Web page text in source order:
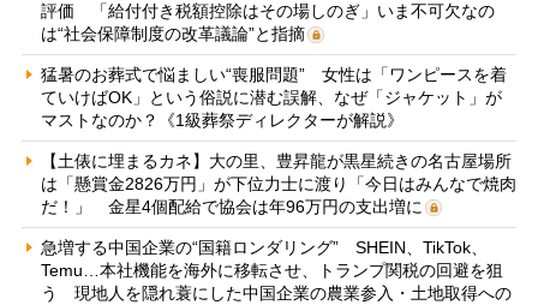
評価 「給付付き税額控除はその場しのぎ」いま不可欠なの
は“社会保障制度の改革議論”と指摘
猛暑のお葬式で悩ましい“喪服問題” 女性は「ワンピースを着
ていけばOK」という俗説に潜む誤解、なぜ「ジャケット」が
マストなのか？《1級葬祭ディレクターが解説》
【土俵に埋まるカネ】大の里、豊昇龍が黒星続きの名古屋場所
は「懸賞金2826万円」が下位力士に渡り「今日はみんなで焼肉
だ！」 金星4個配給で協会は年96万円の支出増に
急増する中国企業の“国籍ロンダリング” SHEIN、TikTok、
Temu…本社機能を海外に移転させ、トランプ関税の回避を狙
う 現地人を隠れ蓑にした中国企業の農業参入・土地取得への